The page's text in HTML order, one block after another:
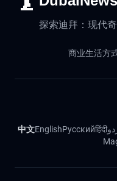
探索迪拜：现代
商业生活方
中文EnglishРусскийहिंदी